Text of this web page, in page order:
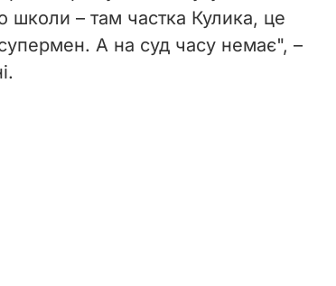
школи – там частка Кулика, це
А на суд часу немає", –